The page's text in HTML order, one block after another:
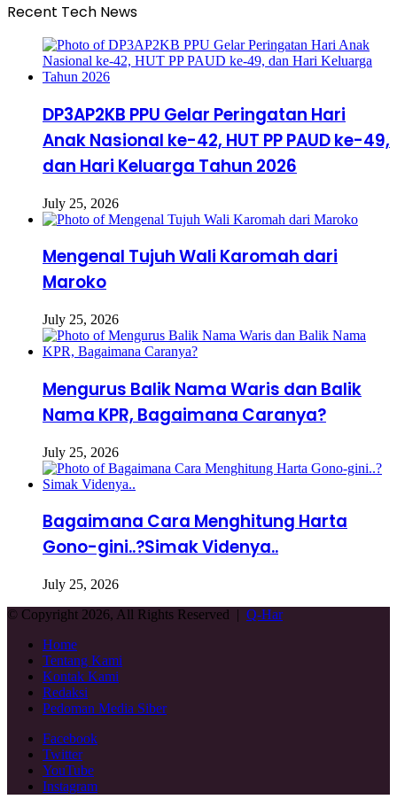
Recent Tech News
DP3AP2KB PPU Gelar Peringatan Hari
Anak Nasional ke-42, HUT PP PAUD ke-49,
dan Hari Keluarga Tahun 2026
July 25, 2026
Mengenal Tujuh Wali Karomah dari
Maroko
July 25, 2026
Mengurus Balik Nama Waris dan Balik
Nama KPR, Bagaimana Caranya?
July 25, 2026
Bagaimana Cara Menghitung Harta
Gono-gini..?Simak Videnya..
July 25, 2026
© Copyright 2026, All Rights Reserved | Q-Har
Home
Tentang Kami
Kontak Kami
Redaksi
Pedoman Media Siber
Facebook
Twitter
YouTube
Instagram